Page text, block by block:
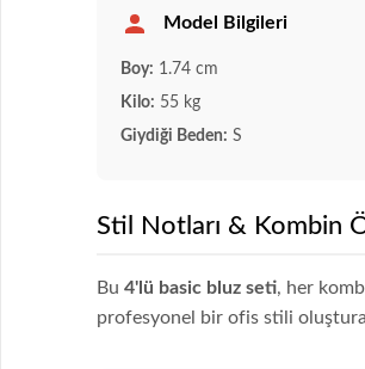
Model Bilgileri
Boy: 1.74 cm
Kilo: 55 kg
Giydiği Beden: S
Stil Notları & Kombin
Bu4'lü basic bluz seti, her
profesyonel bir ofis stili